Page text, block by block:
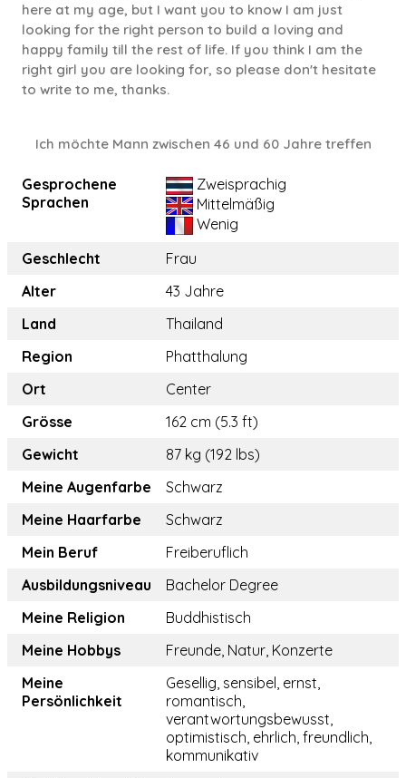
here at my age, but I want you to know I am just
looking for the right person to build a loving and
happy family till the rest of life. If you think I am the
right girl you are looking for, so please don't hesitate
to write to me, thanks.
Ich möchte Mann zwischen 46 und 60 Jahre treffen
Gesprochene
Sprachen
Zweisprachig
Mittelmäßig
Wenig
Geschlecht
Frau
Alter
43 Jahre
Land
Thailand
Region
Phatthalung
Ort
Center
Grösse
162 cm (5.3 ft)
Gewicht
87 kg (192 lbs)
Meine Augenfarbe
Schwarz
Meine Haarfarbe
Schwarz
Mein Beruf
Freiberuflich
Ausbildungsniveau
Bachelor Degree
Meine Religion
Buddhistisch
Meine Hobbys
Freunde, Natur, Konzerte
Meine
Persönlichkeit
Gesellig, sensibel, ernst,
romantisch,
verantwortungsbewusst,
optimistisch, ehrlich, freundlich,
kommunikativ